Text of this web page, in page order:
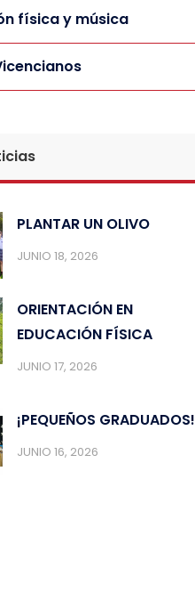
física y música
PLANTAR UN OLIVO
JUNIO 18, 2026
ORIENTACIÓN EN
EDUCACIÓN FÍSICA
JUNIO 17, 2026
¡PEQUEÑOS GRADUADOS!
JUNIO 16, 2026